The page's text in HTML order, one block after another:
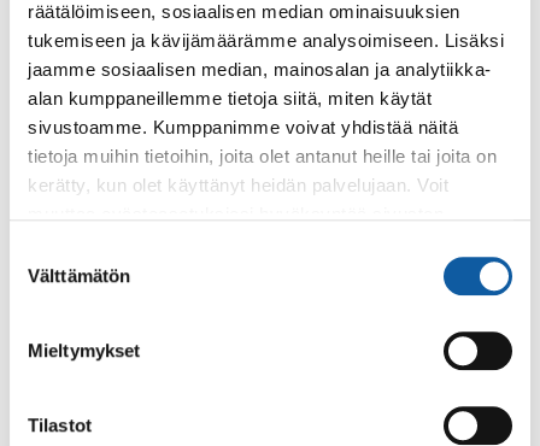
räätälöimiseen, sosiaalisen median ominaisuuksien
tukemiseen ja kävijämäärämme analysoimiseen. Lisäksi
jaamme sosiaalisen median, mainosalan ja analytiikka-
alan kumppaneillemme tietoja siitä, miten käytät
sivustoamme. Kumppanimme voivat yhdistää näitä
tietoja muihin tietoihin, joita olet antanut heille tai joita on
kerätty, kun olet käyttänyt heidän palvelujaan. Voit
valinta
Välttämätön
Mieltymykset
Tilastot
Peuhikset ovat kaupungin liikuntapalvelun ja
seuraparlamentin koordinoimaa maksutonta
toimintaa.
Takaisin tapahtumiin